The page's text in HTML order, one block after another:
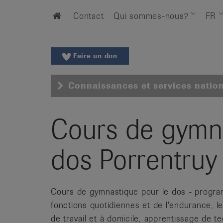
Home
Contact Qui sommes-nous? FR
Faire un don
Connaissances et services
Cours de
dos Porrentruy
Cours de gymnastique pour le dos -
fonctions quotidiennes et de l'endurance,
de travail et à domicile, apprentissage de